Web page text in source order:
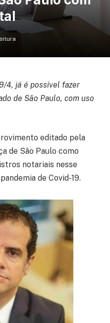
4, já é possível fazer
de São Paulo, com uso
editado pela
de São Paulo como
notariais nesse
de Covid-19.